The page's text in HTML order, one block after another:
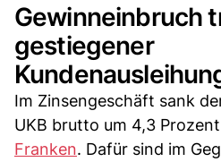
Gewinneinbruch
gestiegener
Im Zinsengeschäft sank
UKB brutto um 4,3
Franken. Dafür sind im